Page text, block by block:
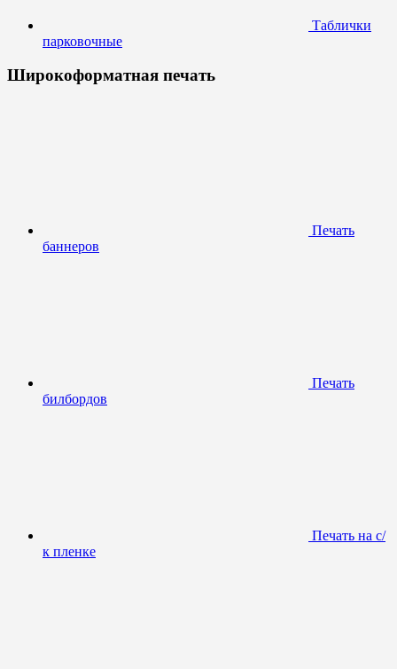
Таблички
парковочные
Широкоформатная печать
Печать
баннеров
Печать
билбордов
Печать на с/
к пленке